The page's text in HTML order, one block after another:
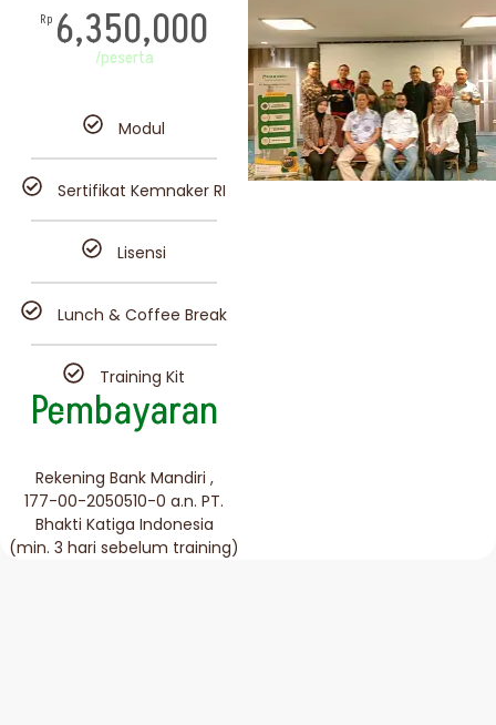
Rp 6,350,000
/peserta
Modul
Sertifikat Kemnaker RI
Lisensi
Lunch & Coffee Break
Training Kit
Pembayaran
Rekening Bank Mandiri ,
177-00-2050510-0 a.n. PT.
Bhakti Katiga Indonesia
(min. 3 hari sebelum training)